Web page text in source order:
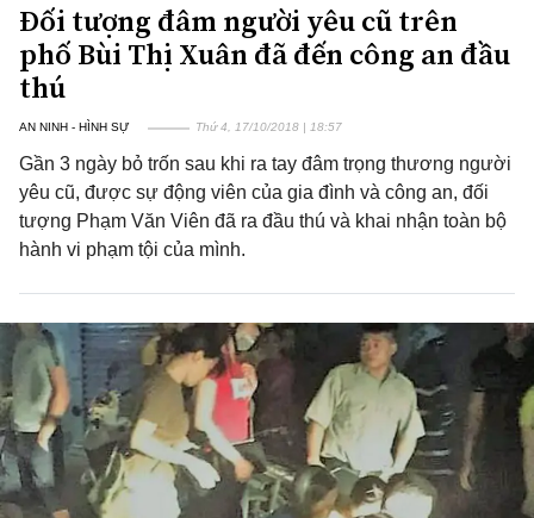
Đối tượng đâm người yêu cũ trên
phố Bùi Thị Xuân đã đến công an đầu
thú
AN NINH - HÌNH SỰ Thứ 4, 17/10/2018 | 18:57
Gần 3 ngày bỏ trốn sau khi ra tay đâm trọng thương người
yêu cũ, được sự động viên của gia đình và công an, đối
tượng Phạm Văn Viên đã ra đầu thú và khai nhận toàn bộ
hành vi phạm tội của mình.